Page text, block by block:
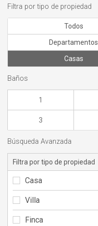
Filtra por tipo de propiedad
Todos
Departamentos
Casas
Baños
1
3
Búsqueda Avanzada
Filtra por tipo de propiedad
Casa
Villa
Finca